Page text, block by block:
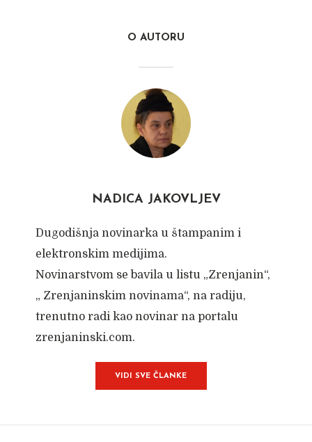
O AUTORU
NADICA JAKOVLJEV
Dugodišnja novinarka u štampanim i
elektronskim medijima.
Novinarstvom se bavila u listu „Zrenjanin“,
„ Zrenjaninskim novinama“, na radiju,
trenutno radi kao novinar na portalu
zrenjaninski.com.
VIDI SVE ČLANKE